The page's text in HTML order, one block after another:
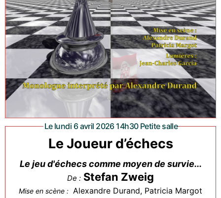
Le lundi 6 avril 2026 14h30 Petite salle
Le Joueur d’échecs
Le jeu d'échecs comme moyen de survie...
De : Stefan Zweig
Mise en scène : Alexandre Durand, Patricia Margot